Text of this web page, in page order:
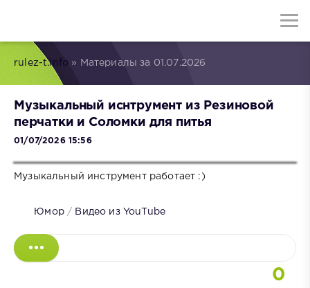
rulez-t.info » Материалы за 01.07.2026
Музыкальный иснтрумент из Резиновой
перчатки и Соломки для питья
01/07/2026 15:56
Музыкальный инструмент работает :)
Юмор/ Видео из YouTube
0